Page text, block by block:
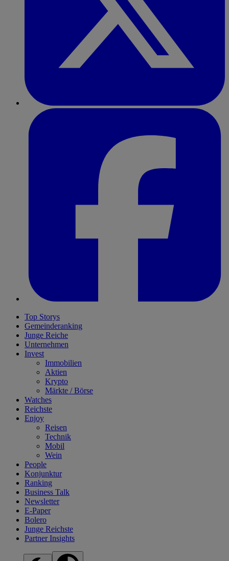
Top Storys
Gemeinderanking
Junge Reiche
Unternehmen
Invest
Immobilien
Aktien
Krypto
Märkte / Börse
Watches
Reichste
Enjoy
Reisen
Technik
Mobil
Wein
People
Konjunktur
Ranking
Business Talk
Newsletter
E-Paper
Bolero
Junge Reichste
Partner Insights